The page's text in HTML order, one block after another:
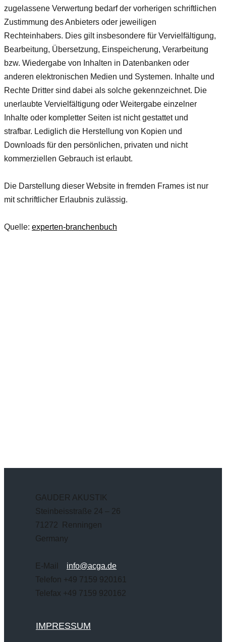
zugelassene Verwertung bedarf der vorherigen schriftlichen
Zustimmung des Anbieters oder jeweiligen
Rechteinhabers. Dies gilt insbesondere für Vervielfältigung,
Bearbeitung, Übersetzung, Einspeicherung, Verarbeitung
bzw. Wiedergabe von Inhalten in Datenbanken oder
anderen elektronischen Medien und Systemen. Inhalte und
Rechte Dritter sind dabei als solche gekennzeichnet. Die
unerlaubte Vervielfältigung oder Weitergabe einzelner
Inhalte oder kompletter Seiten ist nicht gestattet und
strafbar. Lediglich die Herstellung von Kopien und
Downloads für den persönlichen, privaten und nicht
kommerziellen Gebrauch ist erlaubt.
Die Darstellung dieser Website in fremden Frames ist nur
mit schriftlicher Erlaubnis zulässig.
Quelle: experten-branchenbuch
GAUDER AKUSTIK
Steinbeisstraße 24 – 26
71272 Renningen
Germany
E-Mail info@acga.de
Telefon +49 7159 920161
Telefax +49 7159 920162
IMPRESSUM